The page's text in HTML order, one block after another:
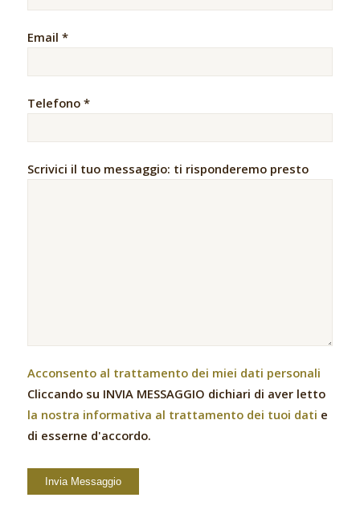
Email *
Telefono *
Scrivici il tuo messaggio: ti risponderemo presto
Acconsento al trattamento dei miei dati personali
Cliccando su INVIA MESSAGGIO dichiari di aver letto
la nostra informativa al trattamento dei tuoi dati e
di esserne d'accordo.